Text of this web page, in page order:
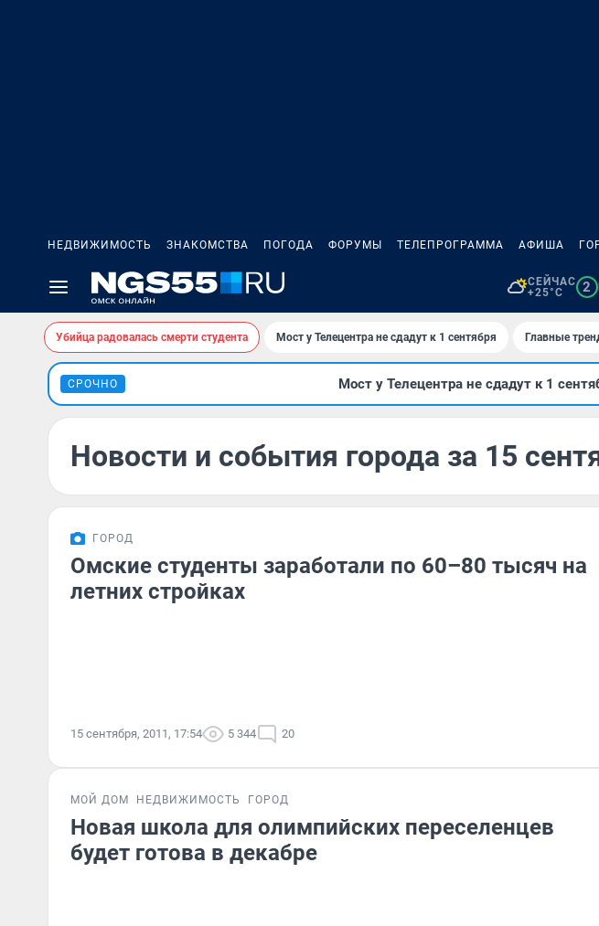
НЕДВИЖИМОСТЬ ЗНАКОМСТВА ПОГОДА ФОРУМЫ ТЕЛЕПРОГРАММА АФИША
СЕЙЧАС
+25°C
2
Убийца радовалась смерти студента Мост у Телецентра не сдадут к 1 сентября Главные
СРОЧНО Мост у Телецентра не сдадут к 1
Новости и события города за 15
ГОРОД
Омские студенты заработали по 60–80 тысяч на
летних стройках
15 сентября, 2011, 17:54 5 344 20
МОЙ ДОМ НЕДВИЖИМОСТЬ ГОРОД
Новая школа для олимпийских переселенцев
будет готова в декабре